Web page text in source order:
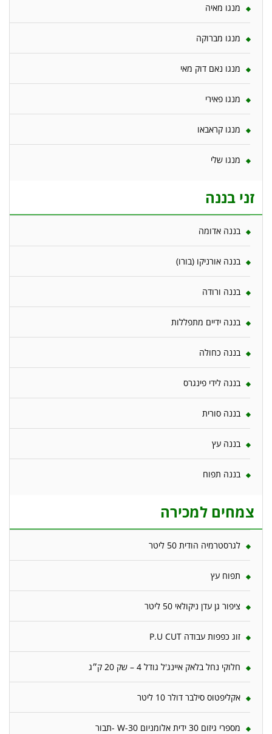
מנגו מאיה
מנגו מברוקה
מנגו נאם דוק מאי
מנגו פאירי
מנגו קראבאו
מנגו שלי
זני בננה
בננה אדומה
בננה אורניקו (בורו)
בננה ורודה
בננה ידיים מתפללות
בננה כחולה
בננה לידי פינגרס
בננה סורית
בננה עץ
בננה תפוח
צמחים למכירה
לגרסטרמיה הודית 50 ליטר
תפוח עץ
ציפור גן עדן ניקולאי 50 ליטר
זוג כפפות עבודה P.U CUT
חלוקי נחל בלאק איינג'ל גודל 4 – שק 20 ק״ג
אקליפטוס סילבר דולר 10 ליטר
מספרי גיזום 30 ידית אלומניום W-30 -תבור